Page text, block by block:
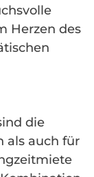
Herzen des
die
als auch für